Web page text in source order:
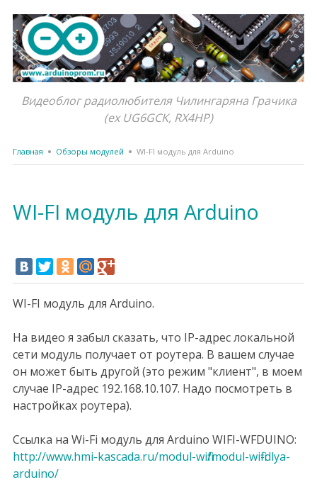
Видеоблог радиолюбителя Чилингаряна Грачика
(ex UG6GCK, RX4HP)
Главная Обзоры модулей WI-FI модуль для Arduino
WI-FI модуль для Arduino
WI-FI модуль для Arduino.
На видео я забыл сказать, что IP-адрес локальной
сети модуль получает от роутера. В вашем случае
он может быть другой (это режим "клиент", в моем
случае IP-адрес 192.168.10.107. Надо посмотреть в
настройках роутера).
Ссылка на Wi-Fi модуль для Arduino WIFI-WFDUINO:
http://www.hmi-kascada.ru/modul-wifi/modul-wifi-dlya-
arduino/